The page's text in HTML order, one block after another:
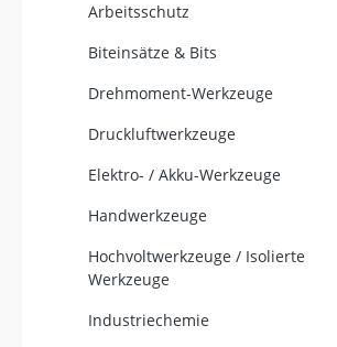
Arbeitsschutz
Biteinsätze & Bits
Drehmoment-Werkzeuge
Druckluftwerkzeuge
Elektro- / Akku-Werkzeuge
Handwerkzeuge
Hochvoltwerkzeuge / Isolierte
Werkzeuge
Industriechemie